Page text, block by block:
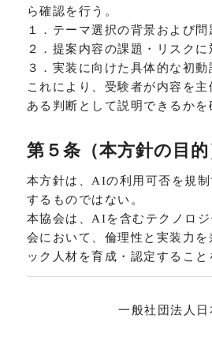
ら確認を行う。
１．テーマ選択の背景および問
２．提案内容の課題・リスク
３．実装に向けた具体的な初動
これにより、受験者が内容を
ある判断として説明できるかを
第５条（本方針の目的
本方針は、AIの利用可否を規制
するものではない。
本協会は、AIを含むテクノロ
会において、倫理性と実装力
ック人材を育成・認定すること
一般社団法人